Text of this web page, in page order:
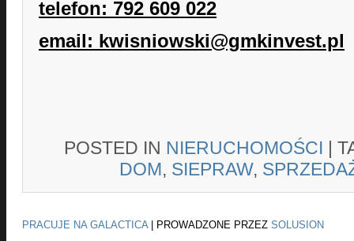
telefon: 792 609 022
email: kwisniowski@gmkinvest.pl
POSTED IN NIERUCHOMOŚCI |
DOM, SIEPRAW,
PRACUJE NA GALACTICA| PROWADZONE PRZEZ SOLUSION